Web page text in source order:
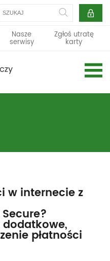
Szukaj
Nasze
serwisy
Zgłoś utratę
karty
w internecie z
dodatkowe,
płatności